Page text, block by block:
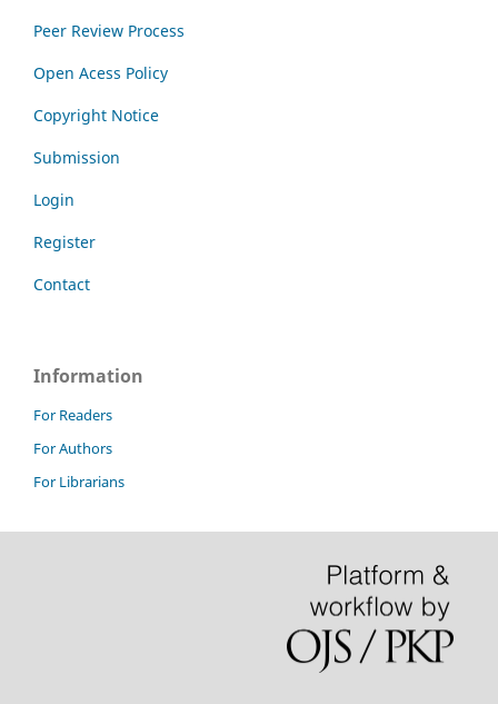
Peer Review Process
Open Acess Policy
Copyright Notice
Submission
Login
Register
Contact
Information
For Readers
For Authors
For Librarians